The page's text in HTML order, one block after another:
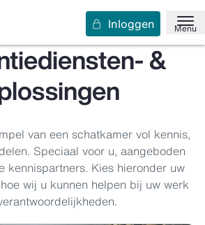
Menu
Inloggen
&
van een schatkamer vol kennis,
Speciaal voor u, aangeboden
kennispartners. Kies hieronder uw
wij u kunnen helpen bij uw werk